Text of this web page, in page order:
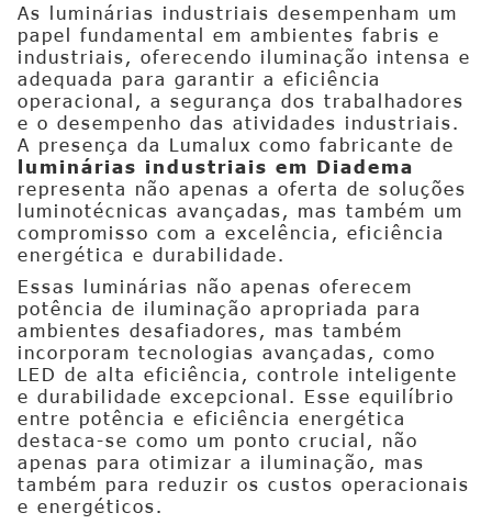
As luminárias industriais desempenham um
papel fundamental em ambientes fabris e
industriais, oferecendo iluminação intensa e
adequada para garantir a eficiência
operacional, a segurança dos trabalhadores
e o desempenho das atividades industriais.
A presença da Lumalux como fabricante de
luminárias industriais em Diadema
representa não apenas a oferta de soluções
luminotécnicas avançadas, mas também um
compromisso com a excelência, eficiência
energética e durabilidade.
Essas luminárias não apenas oferecem
potência de iluminação apropriada para
ambientes desafiadores, mas também
incorporam tecnologias avançadas, como
LED de alta eficiência, controle inteligente
e durabilidade excepcional. Esse equilíbrio
entre potência e eficiência energética
destaca-se como um ponto crucial, não
apenas para otimizar a iluminação, mas
também para reduzir os custos operacionais
e energéticos.